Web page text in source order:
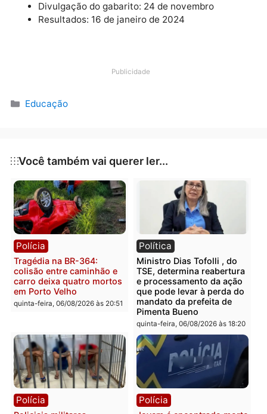
O Enem 2023 será aplicado em 5 e 12 de novembro.
inscrições devem ser feitas na página do
Inscrições: 8 a 19 de maio
Publicidade
Categorias
Educação
Você também vai querer ler...
Polícia Política